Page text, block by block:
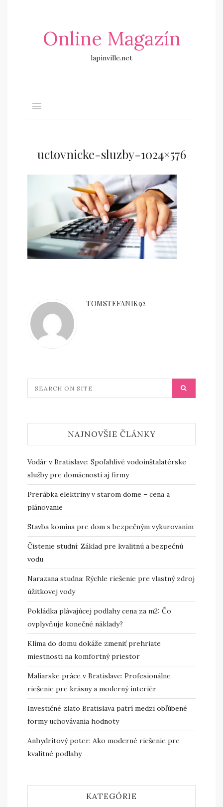
Online Magazín
lapinville.net
uctovnicke-sluzby-1024×576
TOMSTEFANIK92
NAJNOVŠIE ČLÁNKY
Vodár v Bratislave: Spoľahlivé vodoinštalatérske
služby pre domácnosti aj firmy
Prerábka elektriny v starom dome – cena a
plánovanie
Stavba komína pre dom s bezpečným vykurovaním
Čistenie studní: Základ pre kvalitnú a bezpečnú
vodu
Narazana studna: Rýchle riešenie pre vlastný zdroj
úžitkovej vody
Pokládka plávajúcej podlahy cena za m2: Čo
ovplyvňuje konečné náklady?
Klíma do domu dokáže zmeniť prehriate
miestnosti na komfortný priestor
Maliarske práce v Bratislave: Profesionálne
riešenie pre krásny a moderný interiér
Investičné zlato Bratislava patrí medzi obľúbené
formy uchovávania hodnoty
Anhydritový poter: Ako moderné riešenie pre
kvalitné podlahy
KATEGÓRIE